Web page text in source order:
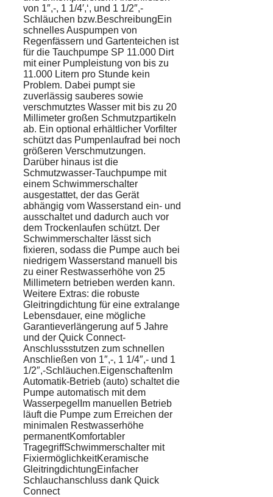
von 1″,-, 1 1/4′,‘, und 1 1/2″,-
Schläuchen bzw.BeschreibungEin
schnelles Auspumpen von
Regenfässern und Gartenteichen ist
für die Tauchpumpe SP 11.000 Dirt
mit einer Pumpleistung von bis zu
11.000 Litern pro Stunde kein
Problem. Dabei pumpt sie
zuverlässig sauberes sowie
verschmutztes Wasser mit bis zu 20
Millimeter großen Schmutzpartikeln
ab. Ein optional erhältlicher Vorfilter
schützt das Pumpenlaufrad bei noch
größeren Verschmutzungen.
Darüber hinaus ist die
Schmutzwasser-Tauchpumpe mit
einem Schwimmerschalter
ausgestattet, der das Gerät
abhängig vom Wasserstand ein- und
ausschaltet und dadurch auch vor
dem Trockenlaufen schützt. Der
Schwimmerschalter lässt sich
fixieren, sodass die Pumpe auch bei
niedrigem Wasserstand manuell bis
zu einer Restwasserhöhe von 25
Millimetern betrieben werden kann.
Weitere Extras: die robuste
Gleitringdichtung für eine extralange
Lebensdauer, eine mögliche
Garantieverlängerung auf 5 Jahre
und der Quick Connect-
Anschlussstutzen zum schnellen
Anschließen von 1″,-, 1 1/4″,- und 1
1/2″,-Schläuchen.EigenschaftenIm
Automatik-Betrieb (auto) schaltet die
Pumpe automatisch mit dem
WasserpegelIm manuellen Betrieb
läuft die Pumpe zum Erreichen der
minimalen Restwasserhöhe
permanentKomfortabler
TragegriffSchwimmerschalter mit
FixiermöglichkeitKeramische
GleitringdichtungEinfacher
Schlauchanschluss dank Quick
Connect